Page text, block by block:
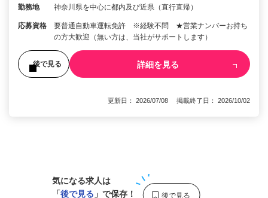
勤務地 神奈川県を中心に都内及び近県（直行直帰）
応募資格
要普通自動車運転免許 ※経験不問 ★営業ナンバーお持ち
の方大歓迎（無い方は、当社がサポートします）
後で見る 詳細を見る
更新日： 2026/07/08 掲載終了日： 2026/10/02
気になる求人は
「後で見る 」で保存！